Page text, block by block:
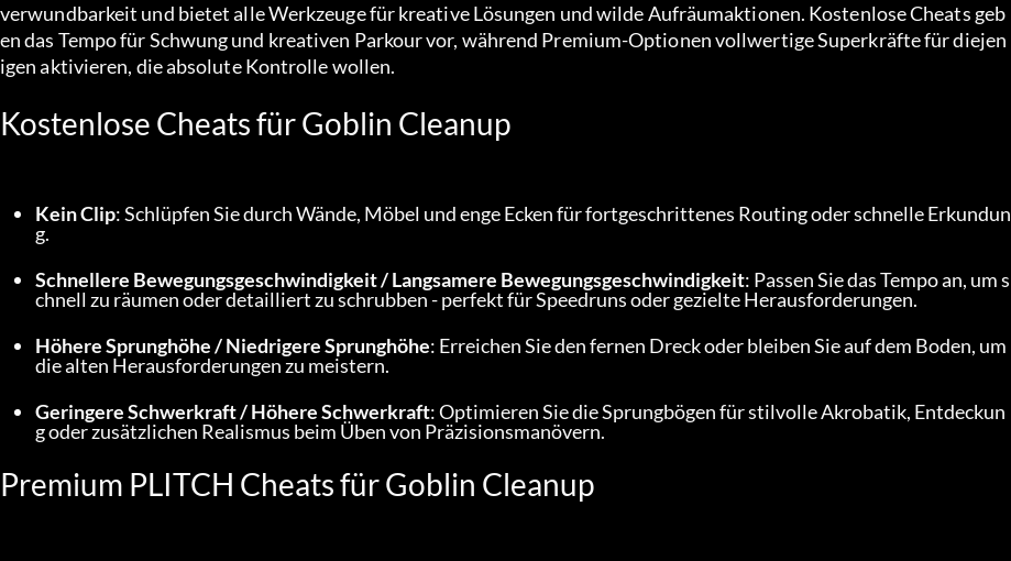
verwundbarkeit und bietet alle Werkzeuge für kreative Lösungen und wilde Aufräumaktionen. Kostenlose Cheats geb
en das Tempo für Schwung und kreativen Parkour vor, während Premium-Optionen vollwertige Superkräfte für diejen
igen aktivieren, die absolute Kontrolle wollen.
Kostenlose Cheats für Goblin Cleanup
Kein Clip: Schlüpfen Sie durch Wände, Möbel und enge Ecken für fortgeschrittenes Routing oder schnelle Erkundun
g.
Schnellere Bewegungsgeschwindigkeit / Langsamere Bewegungsgeschwindigkeit: Passen Sie das Tempo an, um s
chnell zu räumen oder detailliert zu schrubben - perfekt für Speedruns oder gezielte Herausforderungen.
Höhere Sprunghöhe / Niedrigere Sprunghöhe: Erreichen Sie den fernen Dreck oder bleiben Sie auf dem Boden, um
die alten Herausforderungen zu meistern.
Geringere Schwerkraft / Höhere Schwerkraft: Optimieren Sie die Sprungbögen für stilvolle Akrobatik, Entdeckun
g oder zusätzlichen Realismus beim Üben von Präzisionsmanövern.
Premium PLITCH Cheats für Goblin Cleanup